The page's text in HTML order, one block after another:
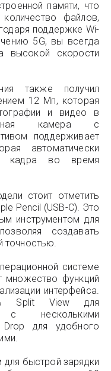
памяти, что
файлов,
поддержке Wi-
5G, вы всегда
скорости
также получил
12 Мп, которая
и видео в
камера с
поддерживает
автоматически
кадра во время
стоит отметить
Pencil (USB-C). Это
инструментом для
создавать
точностью.
системе
множество функций
интерфейса.
Split View для
с несколькими
для удобного
быстрой зарядки